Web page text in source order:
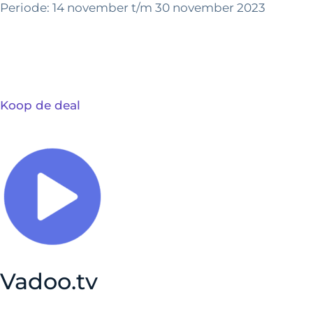
Periode: 14 november t/m 30 november 2023
Koop de deal
Vadoo.tv